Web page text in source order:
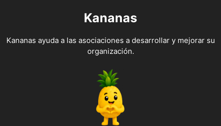
Kananas
Kananas ayuda a las asociaciones a desarrollar y mejorar su
organización.